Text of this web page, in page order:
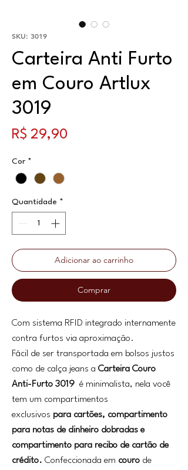
SKU: 3019
Carteira Anti Furto
em Couro Artlux
3019
R$ 29,90
Cor *
Quantidade *
Adicionar ao carrinho
Comprar
Com sistema RFID integrado internamente
contra furtos via aproximação.
Fácil de ser transportada em bolsos justos
como de calça jeans a Carteira Couro
Anti-Furto 3019 é minimalista, nela você
tem um compartimentos
exclusivos para cartões, compartimento
para notas de dinheiro dobradas e
compartimento para recibo de cartão de
crédito. Confeccionada em couro de